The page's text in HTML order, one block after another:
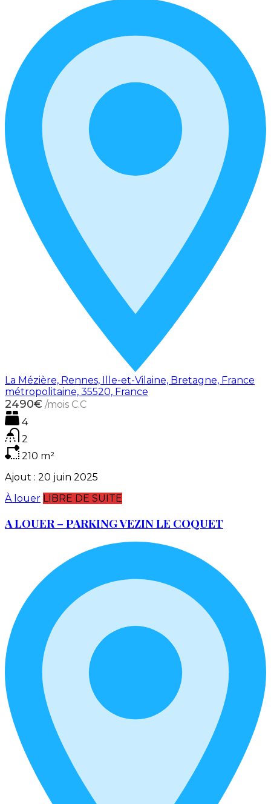
La Mézière, Rennes, Ille-et-Vilaine, Bretagne, France
métropolitaine, 35520, France
2490€ /mois C.C
4
2
210 m²
Ajout : 20 juin 2025
À louer LIBRE DE SUITE
A LOUER – PARKING VEZIN LE COQUET